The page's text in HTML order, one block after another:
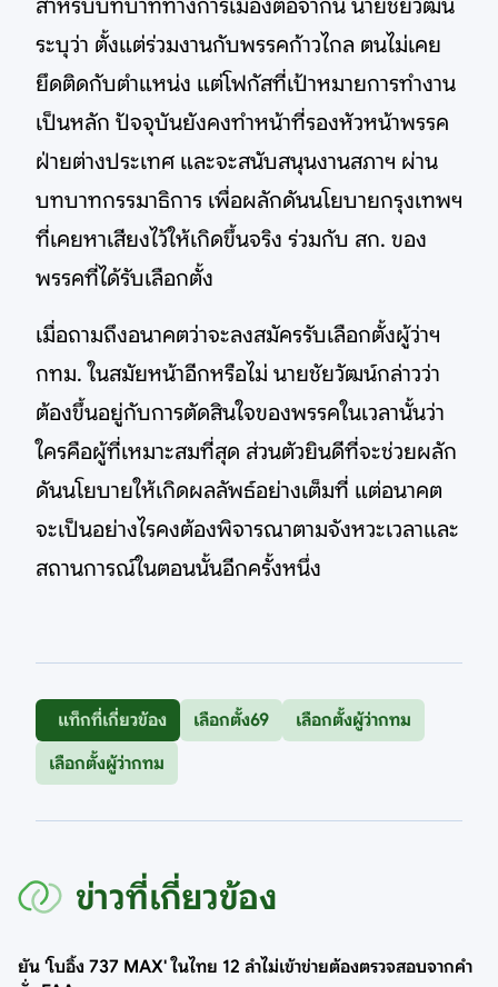
สำหรับบทบาททางการเมืองต่อจากนี้ นายชัยวัฒน์
ระบุว่า ตั้งแต่ร่วมงานกับพรรคก้าวไกล ตนไม่เคย
ยึดติดกับตำแหน่ง แต่โฟกัสที่เป้าหมายการทำงาน
เป็นหลัก ปัจจุบันยังคงทำหน้าที่รองหัวหน้าพรรค
ฝ่ายต่างประเทศ และจะสนับสนุนงานสภาฯ ผ่าน
บทบาทกรรมาธิการ เพื่อผลักดันนโยบายกรุงเทพฯ
ที่เคยหาเสียงไว้ให้เกิดขึ้นจริง ร่วมกับ สก. ของ
พรรคที่ได้รับเลือกตั้ง
เมื่อถามถึงอนาคตว่าจะลงสมัครรับเลือกตั้งผู้ว่าฯ
กทม. ในสมัยหน้าอีกหรือไม่ นายชัยวัฒน์กล่าวว่า
ต้องขึ้นอยู่กับการตัดสินใจของพรรคในเวลานั้นว่า
ใครคือผู้ที่เหมาะสมที่สุด ส่วนตัวยินดีที่จะช่วยผลัก
ดันนโยบายให้เกิดผลลัพธ์อย่างเต็มที่ แต่อนาคต
จะเป็นอย่างไรคงต้องพิจารณาตามจังหวะเวลาและ
สถานการณ์ในตอนนั้นอีกครั้งหนึ่ง
แท็กที่เกี่ยวข้อง เลือกตั้ง69
เลือกตั้งผู้ว่ากทม
เลือกตั้งผู้ว่ากทม
ข่าวที่เกี่ยวข้อง
ยัน 'โบอิ้ง 737 MAX' ในไทย 12 ลำไม่เข้าข่ายต้องตรวจสอบจากคำ